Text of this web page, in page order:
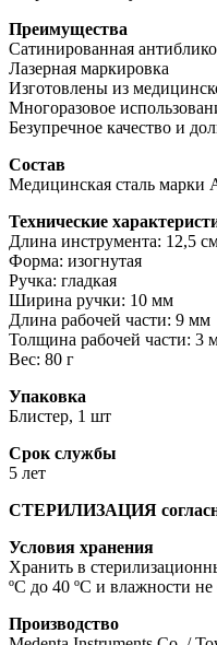
Преимущества
Сатинированная
Лазерная маркировка
Изготовлены из
Многоразовое
Безупречное качество и
Состав
Медицинская сталь марки
Технические
Длина инструмента: 12,5
Форма: изогнутая
Ручка: гладкая
Ширина ручки: 10 мм
Длина рабочей части: 9 мм
Толщина рабочей части: 3
Вес: 80 г
Упаковка
Блистер, 1 шт
Срок службы
5 лет
СТЕРИЛИЗАЦИЯ
Условия хранения
Хранить в
ºС до 40 ºС и влажности не
Производство